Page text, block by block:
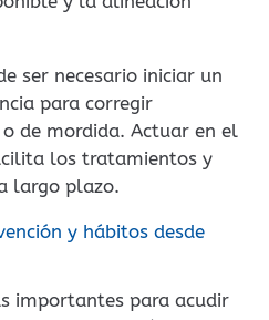
ser necesario iniciar un
para corregir
de mordida. Actuar en el
los tratamientos y
largo plazo.
y hábitos desde
importantes para acudir